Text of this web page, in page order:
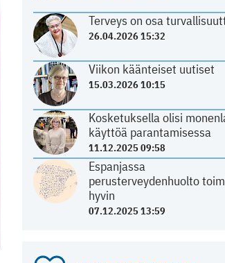
Terveys on osa
26.04.2026 15:32
Viikon käänteiset uutiset
15.03.2026 10:15
Kosketuksella olisi
käyttöä parantamisessa
11.12.2025 09:58
Espanjassa
perusterveydenhuolto
hyvin
07.12.2025 13:59